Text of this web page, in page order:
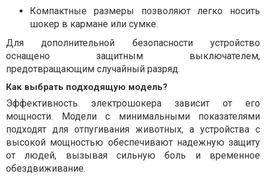
Компактные размеры позволяют легко носить
шокер в кармане или сумке.
Для дополнительной безопасности устройство
оснащено защитным выключателем,
предотвращающим случайный разряд.
Как выбрать подходящую модель?
Эффективность электрошокера зависит от его
мощности. Модели с минимальными показателями
подходят для отпугивания животных, а устройства с
высокой мощностью обеспечивают надежную защиту
от людей, вызывая сильную боль и временное
обездвиживание.